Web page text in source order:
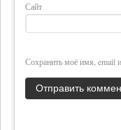
Сайт
Сохранить моё имя, email